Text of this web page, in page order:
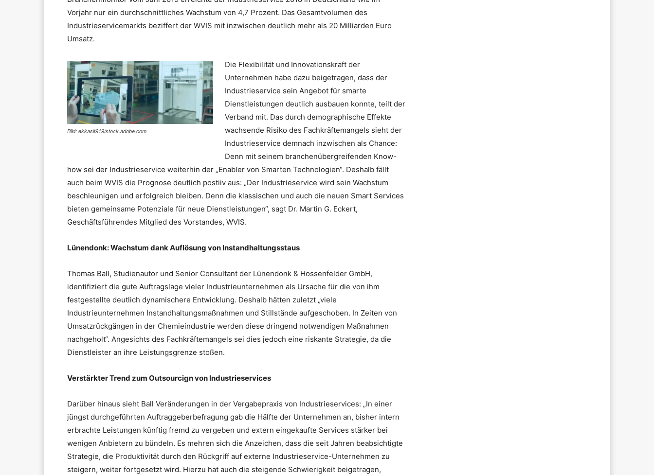
Vorjahr nur ein durchschnittliches Wachstum von 4,7 Prozent. Das Gesamtvolumen des
Industrieservicemarkts beziffert der WVIS mit inzwischen deutlich mehr als 20 Milliarden Euro
Umsatz.
Bild: ekkasit919/stock.adobe.com
Die Flexibilität und Innovationskraft der
Unternehmen habe dazu beigetragen, dass der
Industrieservice sein Angebot für smarte
Dienstleistungen deutlich ausbauen konnte, teilt der
Verband mit. Das durch demographische Effekte
wachsende Risiko des Fachkräftemangels sieht der
Industrieservice demnach inzwischen als Chance:
Denn mit seinem branchenübergreifenden Know-
how sei der Industrieservice weiterhin der „Enabler von Smarten Technologien“. Deshalb fällt
auch beim WVIS die Prognose deutlich postiiv aus: „Der Industrieservice wird sein Wachstum
beschleunigen und erfolgreich bleiben. Denn die klassischen und auch die neuen Smart Services
bieten gemeinsame Potenziale für neue Dienstleistungen“, sagt Dr. Martin G. Eckert,
Geschäftsführendes Mitglied des Vorstandes, WVIS.
Lünendonk: Wachstum dank Auflösung von Instandhaltungsstaus
Thomas Ball, Studienautor und Senior Consultant der Lünendonk & Hossenfelder GmbH,
identifiziert die gute Auftragslage vieler Industrieunternehmen als Ursache für die von ihm
festgestellte deutlich dynamischere Entwicklung. Deshalb hätten zuletzt „viele
Industrieunternehmen Instandhaltungsmaßnahmen und Stillstände aufgeschoben. In Zeiten von
Umsatzrückgängen in der Chemieindustrie werden diese dringend notwendigen Maßnahmen
nachgeholt“. Angesichts des Fachkräftemangels sei dies jedoch eine riskante Strategie, da die
Dienstleister an ihre Leistungsgrenze stoßen.
Verstärkter Trend zum Outsourcign von Industrieservices
Darüber hinaus sieht Ball Veränderungen in der Vergabepraxis von Industrieservices: „In einer
jüngst durchgeführten Auftraggeberbefragung gab die Hälfte der Unternehmen an, bisher intern
erbrachte Leistungen künftig fremd zu vergeben und extern eingekaufte Services stärker bei
wenigen Anbietern zu bündeln. Es mehren sich die Anzeichen, dass die seit Jahren beabsichtigte
Strategie, die Produktivität durch den Rückgriff auf externe Industrieservice-Unternehmen zu
steigern, weiter fortgesetzt wird. Hierzu hat auch die steigende Schwierigkeit beigetragen,